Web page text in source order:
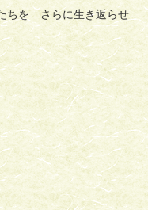
ちを さらに生き返らせ